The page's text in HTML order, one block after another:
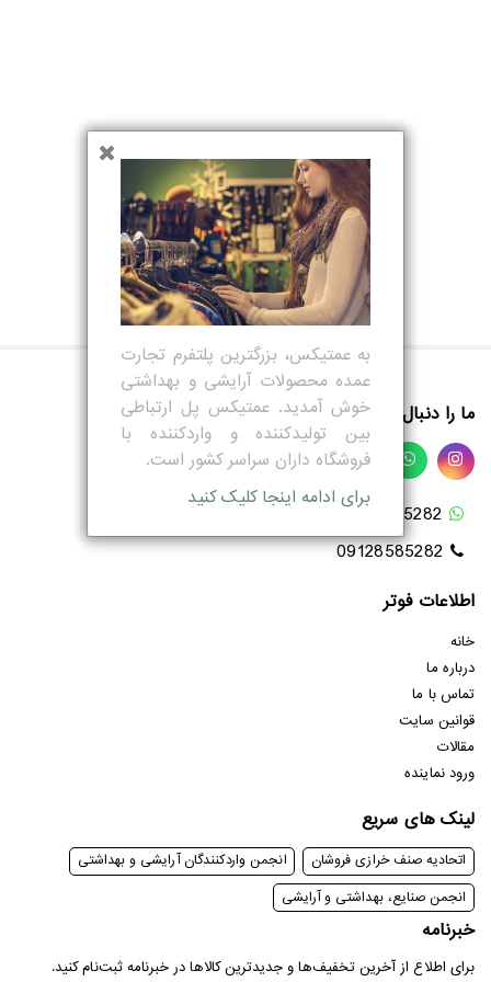
سریعترین زمان ارسال
ثبت نام
به عمتیکس، بزرگترین پلتفرم تجارت
عمده محصولات آرایشی و بهداشتی
خوش آمدید. عمتیکس پل ارتباطی
بین تولیدکننده و واردکننده با
فروشگاه داران سراسر کشور است.
برای ادامه اینجا کلیک کنید
ما را دنبال کنید
اطلاعات فوتر
خانه
درباره ما
تماس با ما
قوانین سایت
مقالات
ورود نماینده
لینک های سریع
اتحادیه صنف خرازی فروشان
انجمن واردکنندگان آرایشی و بهداشتی
انجمن صنایع، بهداشتی و آرایشی
خبرنامه
برای اطلاع از آخرین تخفیف‌ها و جدیدترین کالا‌ها در خبرنامه ثبت‌نام کنید.